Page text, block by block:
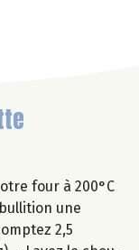
four à 200°C
une
2,5